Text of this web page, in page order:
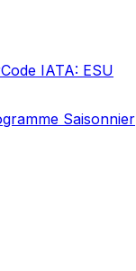
Code IATA: ESU
Saisonnier